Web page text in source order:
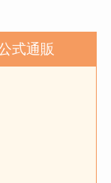
式通販